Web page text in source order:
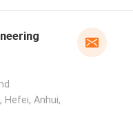
Hefei, Anhui,